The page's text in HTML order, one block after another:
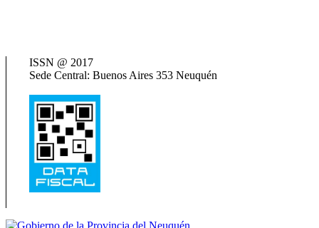
ISSN @ 2017
Sede Central: Buenos Aires 353 Neuquén